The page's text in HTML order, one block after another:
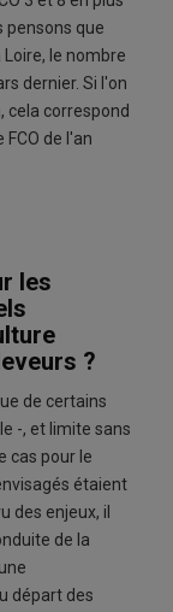
pensons que
le nombre
dernier. Si l'on
cela correspond
de l'an
les
?
de certains
-, et limite sans
cas pour le
étaient
des enjeux, il
de la
départ des